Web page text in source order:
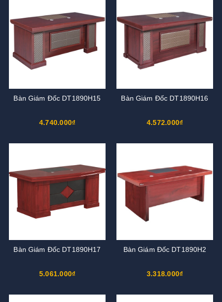
Bàn Giám Đốc DT1890H15
4.740.000₫
Bàn Giám Đốc DT1890H16
4.572.000₫
Bàn Giám Đốc DT1890H17
5.061.000₫
Bàn Giám Đốc DT1890H2
3.318.000₫